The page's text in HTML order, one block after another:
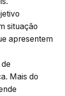
situação
apresentem
Mais do